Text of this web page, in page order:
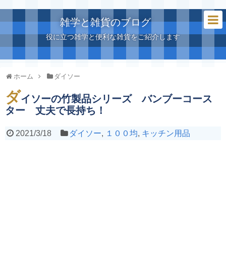
雑学と雑貨のブログ
役に立つ雑学と便利な雑貨をご紹介します
ホーム ダイソー
ダイソーの竹製品シリーズ バンブーコース
ター 丈夫で長持ち！
2021/3/18 ダイソー, １００均, キッチン用品